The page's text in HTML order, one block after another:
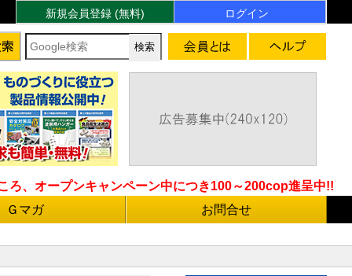
ログイン
新規会員登録 (無料)
ろ、オープンキャンペーン中につき100～200cop進呈中!!
Ｇマガ
お問合せ